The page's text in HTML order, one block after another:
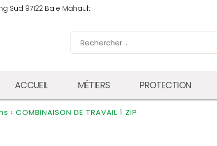
Sud 97122 Baie Mahault
ACCUEIL MÉTIERS PROTECTION
› COMBINAISON DE TRAVAIL 1 ZIP